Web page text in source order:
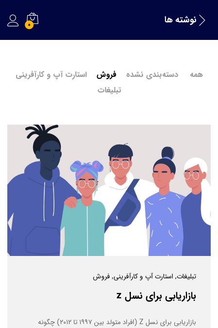
نوشته ها 0
همه دسته‌بندی نشده فروش
استارت آپ و کارآفرینی
تبلیغات
تبلیغات, استارت آپ و کارآفرینی, فروش
بازاریابی برای نسل z
بازاریابی برای نسل Z (افراد متولد بین ۱۹۹۷ تا ۲۰۱۲) چگونه